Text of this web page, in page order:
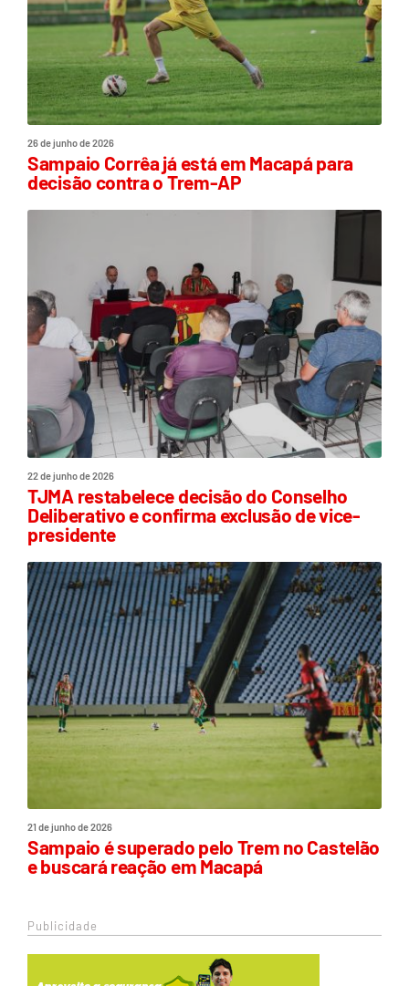
26 de junho de 2026
Sampaio Corrêa já está em Macapá para
decisão contra o Trem-AP
22 de junho de 2026
TJMA restabelece decisão do Conselho
Deliberativo e confirma exclusão de vice-
presidente
21 de junho de 2026
Sampaio é superado pelo Trem no Castelão
e buscará reação em Macapá
Publicidade